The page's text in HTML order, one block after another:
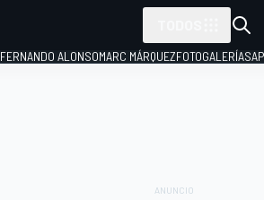
FERNANDO ALONSOMARC MÁRQUEZFOTOGALERÍAS